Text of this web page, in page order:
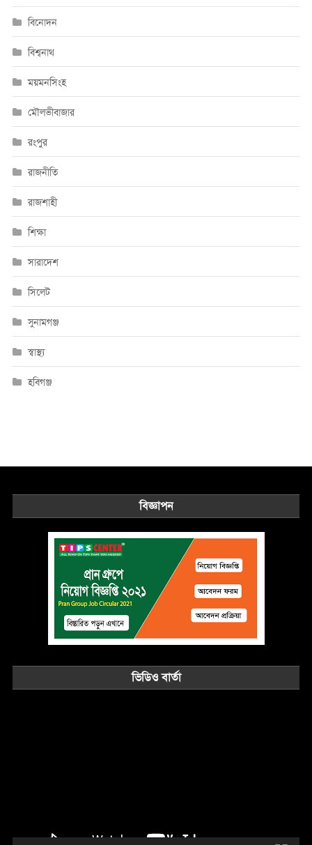
বিনোদন
বিশ্বনাথ
ময়মনসিংহ
মৌলভীবাজার
রংপুর
রাজনীতি
রাজশাহী
শিক্ষা
সারাদেশ
সিলেট
সুনামগঞ্জ
স্বাস্থ্য
হবিগঞ্জ
বিজ্ঞাপন
ভিডিও বার্তা